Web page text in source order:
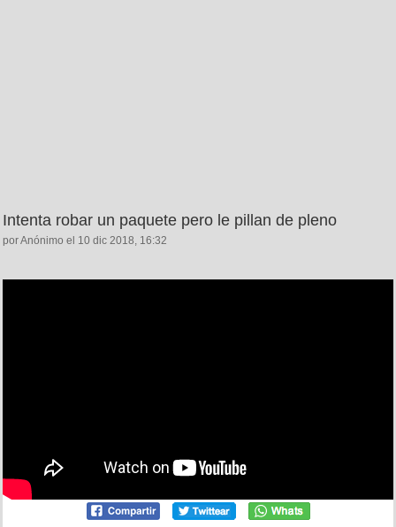
Intenta robar un paquete pero le pillan de pleno
por Anónimo el 10 dic 2018, 16:32